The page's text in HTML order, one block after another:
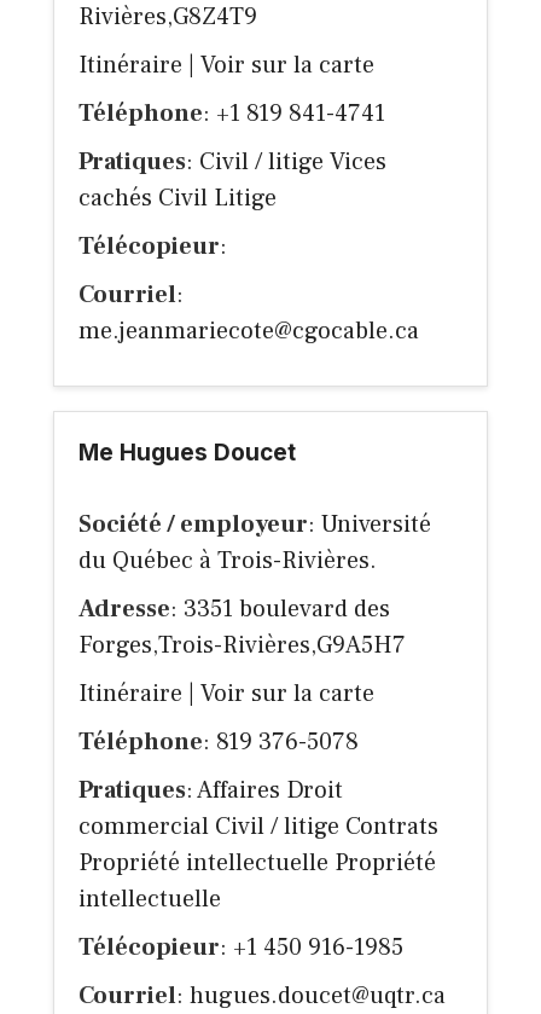
Rivières,G8Z4T9
Itinéraire
Voir sur la carte
Téléphone: +1 819 841-4741
Pratiques: Civil / litige Vices
cachés Civil Litige
Télécopieur:
Courriel:
me.jeanmariecote@cgocable.ca
Me Hugues Doucet
Société / employeur: Université
du Québec à Trois-Rivières.
Adresse: 3351 boulevard des
Forges,Trois-Rivières,G9A5H7
Itinéraire
Voir sur la carte
Téléphone: 819 376-5078
Pratiques: Affaires Droit
commercial Civil / litige Contrats
Propriété intellectuelle Propriété
intellectuelle
Télécopieur: +1 450 916-1985
Courriel: hugues.doucet@uqtr.ca